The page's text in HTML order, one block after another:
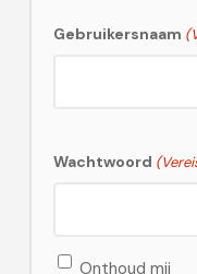
Gebruikersnaam
Wachtwoord
Onthoud mij